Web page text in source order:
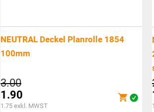
NEUTRAL Deckel Planrolle 1854
100mm
3.00Ursprünglicher
Preis
war:
1.90
Aktueller
1.75 exkl. MWST